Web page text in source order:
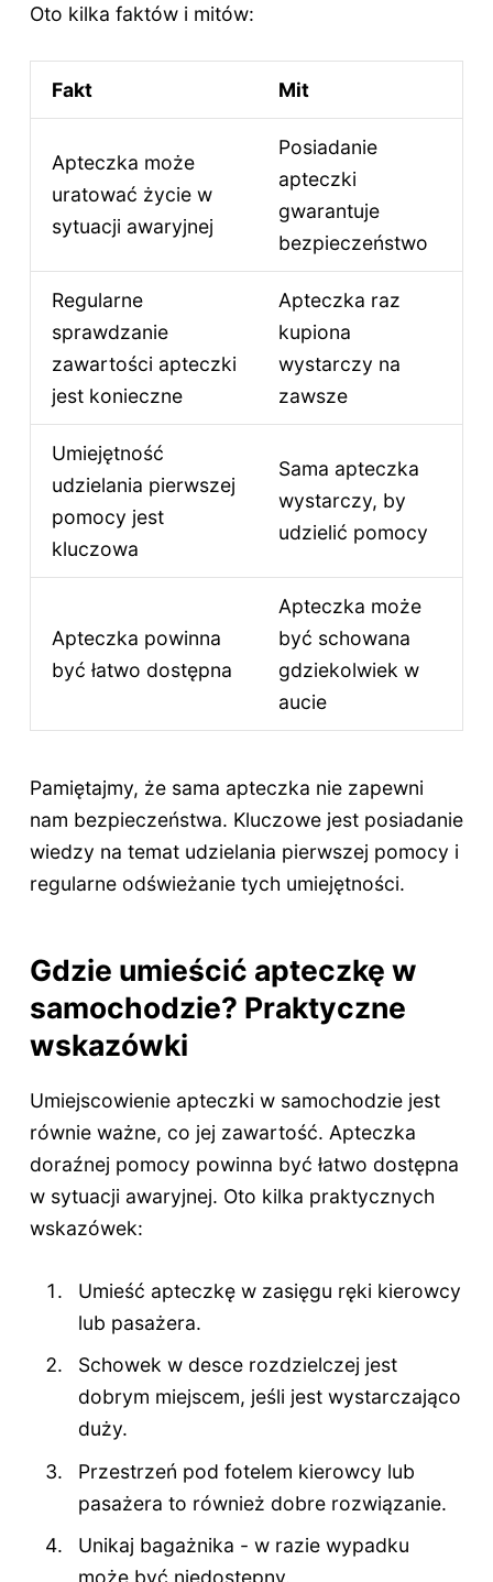
Oto kilka faktów i mitów:
Fakt Mit
Apteczka może
uratować życie w
sytuacji awaryjnej
Posiadanie
apteczki
gwarantuje
bezpieczeństwo
Regularne
sprawdzanie
zawartości apteczki
jest konieczne
Apteczka raz
kupiona
wystarczy na
zawsze
Umiejętność
udzielania pierwszej
pomocy jest
kluczowa
Sama apteczka
wystarczy, by
udzielić pomocy
Apteczka powinna
być łatwo dostępna
Apteczka może
być schowana
gdziekolwiek w
aucie
Pamiętajmy, że sama apteczka nie zapewni
nam bezpieczeństwa. Kluczowe jest posiadanie
wiedzy na temat udzielania pierwszej pomocy i
regularne odświeżanie tych umiejętności.
Gdzie umieścić apteczkę w
samochodzie? Praktyczne
wskazówki
Umiejscowienie apteczki w samochodzie jest
równie ważne, co jej zawartość. Apteczka
doraźnej pomocy powinna być łatwo dostępna
w sytuacji awaryjnej. Oto kilka praktycznych
wskazówek:
Umieść apteczkę w zasięgu ręki kierowcy
lub pasażera.
Schowek w desce rozdzielczej jest
dobrym miejscem, jeśli jest wystarczająco
duży.
Przestrzeń pod fotelem kierowcy lub
pasażera to również dobre rozwiązanie.
Unikaj bagażnika - w razie wypadku
może być niedostępny.